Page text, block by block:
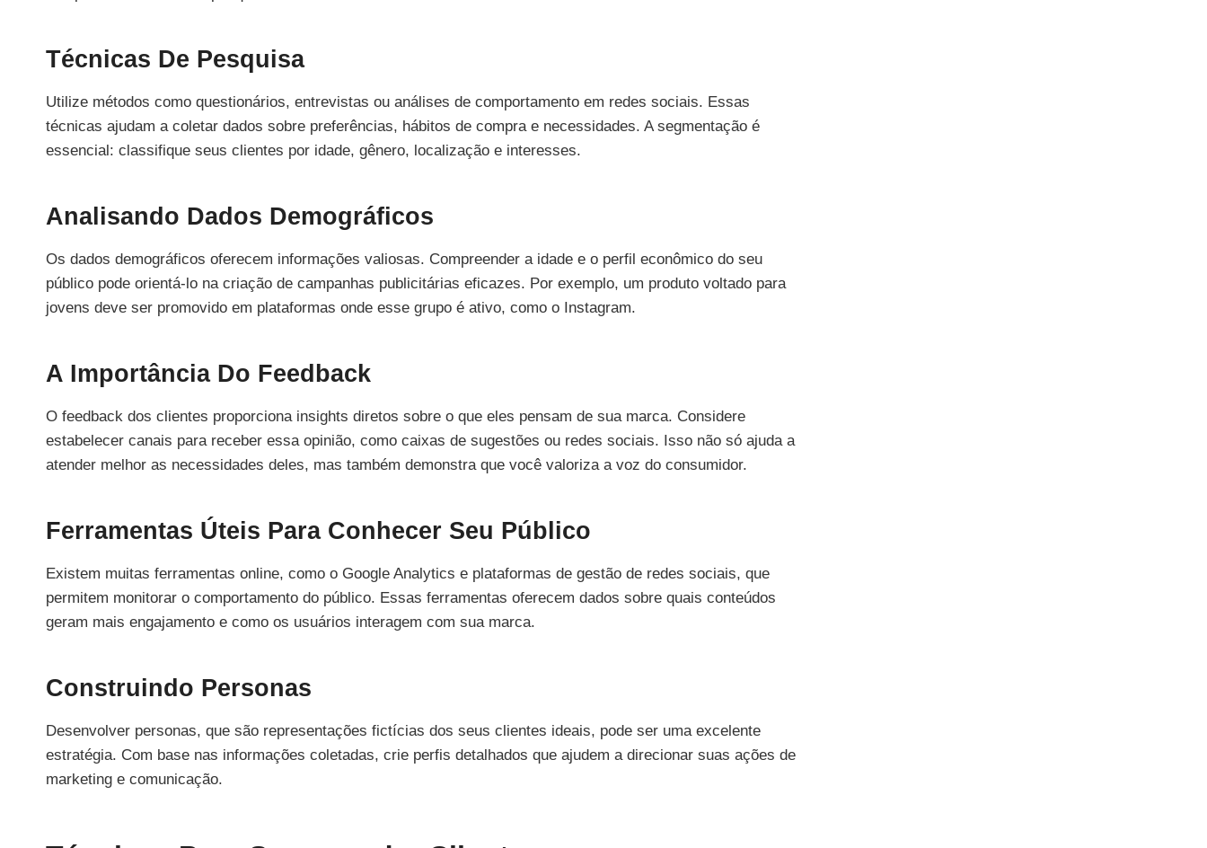
Técnicas De Pesquisa
Utilize métodos como questionários, entrevistas ou análises de comportamento em redes sociais. Essas
técnicas ajudam a coletar dados sobre preferências, hábitos de compra e necessidades. A segmentação é
essencial: classifique seus clientes por idade, gênero, localização e interesses.
Analisando Dados Demográficos
Os dados demográficos oferecem informações valiosas. Compreender a idade e o perfil econômico do seu
público pode orientá-lo na criação de campanhas publicitárias eficazes. Por exemplo, um produto voltado para
jovens deve ser promovido em plataformas onde esse grupo é ativo, como o Instagram.
A Importância Do Feedback
O feedback dos clientes proporciona insights diretos sobre o que eles pensam de sua marca. Considere
estabelecer canais para receber essa opinião, como caixas de sugestões ou redes sociais. Isso não só ajuda a
atender melhor as necessidades deles, mas também demonstra que você valoriza a voz do consumidor.
Ferramentas Úteis Para Conhecer Seu Público
Existem muitas ferramentas online, como o Google Analytics e plataformas de gestão de redes sociais, que
permitem monitorar o comportamento do público. Essas ferramentas oferecem dados sobre quais conteúdos
geram mais engajamento e como os usuários interagem com sua marca.
Construindo Personas
Desenvolver personas, que são representações fictícias dos seus clientes ideais, pode ser uma excelente
estratégia. Com base nas informações coletadas, crie perfis detalhados que ajudem a direcionar suas ações de
marketing e comunicação.